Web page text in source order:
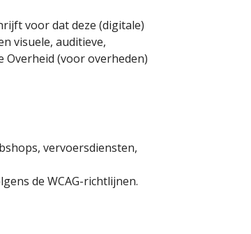
voor dat deze (digitale)
visuele, auditieve,
(voor overheden)
vervoersdiensten,
de WCAG-richtlijnen.